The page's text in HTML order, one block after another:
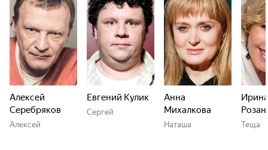
Алексей
Серебряков
Алексей
Евгений Кулик
Сергей
Анна
Михалкова
Наташа
Ирина
Теща